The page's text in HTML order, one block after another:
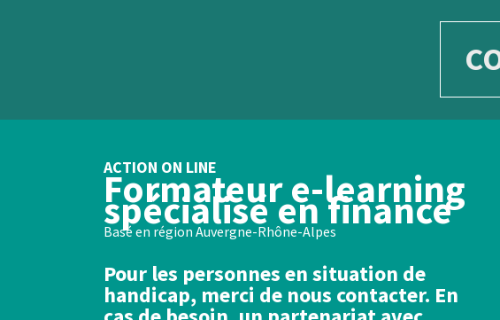
ACTION ON LINE
Formateur e-learning
spécialisé en finance
Basé en région Auvergne-Rhône-Alpes
Pour les personnes en situation de
handicap, merci de nous contacter. En